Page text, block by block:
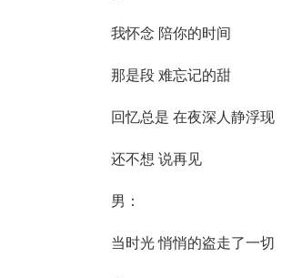
我怀念 陪你的时间
那是段 难忘记的甜
回忆总是 在夜深人静浮现
还不想 说再见
男：
当时光 悄悄的盗走了一切